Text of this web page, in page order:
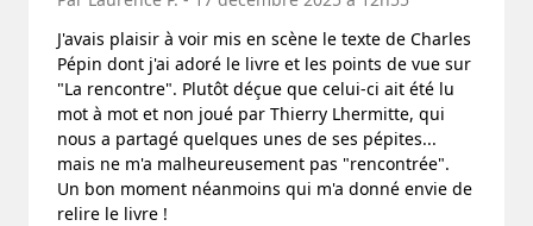
J'avais plaisir à voir mis en scène le texte de Charles
Pépin dont j'ai adoré le livre et les points de vue sur
"La rencontre". Plutôt déçue que celui-ci ait été lu
mot à mot et non joué par Thierry Lhermitte, qui
nous a partagé quelques unes de ses pépites...
mais ne m'a malheureusement pas "rencontrée".
Un bon moment néanmoins qui m'a donné envie de
relire le livre !